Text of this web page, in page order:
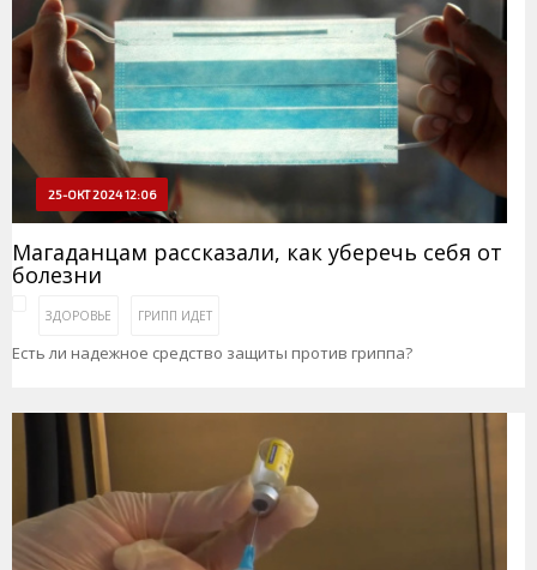
25-ОКТ 2024 12:06
Магаданцам рассказали, как уберечь себя от
болезни
ЗДОРОВЬЕ ГРИПП ИДЕТ
Есть ли надежное средство защиты против гриппа?